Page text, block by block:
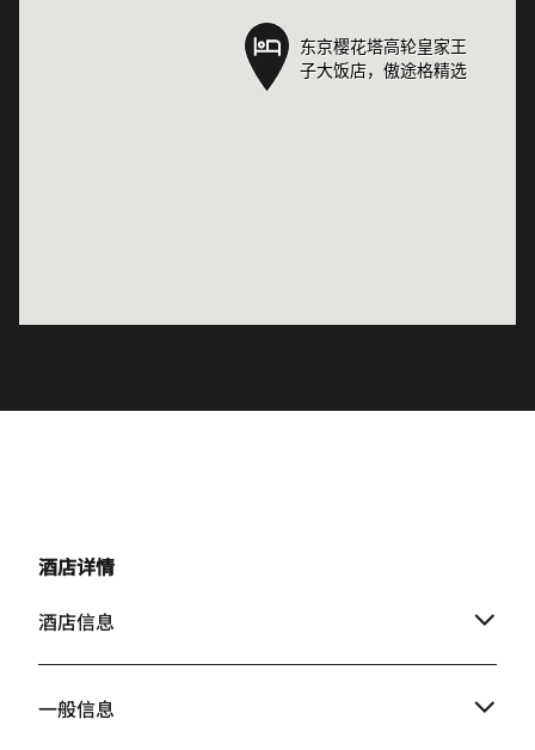
东京樱花塔高轮皇家王
子大饭店，傲途格精选
东京樱花塔高轮皇家王
子大饭店，傲途格精选
酒店详情
酒店信息
一般信息